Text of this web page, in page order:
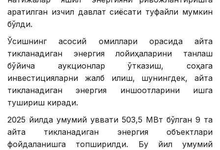
қаратилган изчил давлат сиёсати туфайли мумкин
бўлди.
Ўсишнинг асосий омиллари орасида қайта
тикланадиган энергия лойиҳаларини танлаш
бўйича аукционлар ўтказиш, соҳага
инвестицияларни жалб қилиш, шунингдек, қайта
тикланадиган энергия иншоотларини ишга
тушириш киради.
2025 йилда умумий қуввати 503,5 МВт бўлган 9 та
қайта тикланадиган энергия объектлари
фойдаланишга топширилди. Бу йил умумий